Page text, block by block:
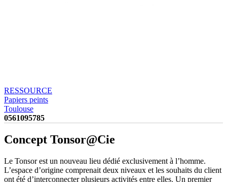
RESSOURCE
Papiers peints
Toulouse
0561095785
Concept Tonsor@Cie
Le Tonsor est un nouveau lieu dédié exclusivement à l’homme.
L’espace d’origine comprenait deux niveaux et les souhaits du client
ont été d’interconnecter plusieurs activités entre elles. Un premier